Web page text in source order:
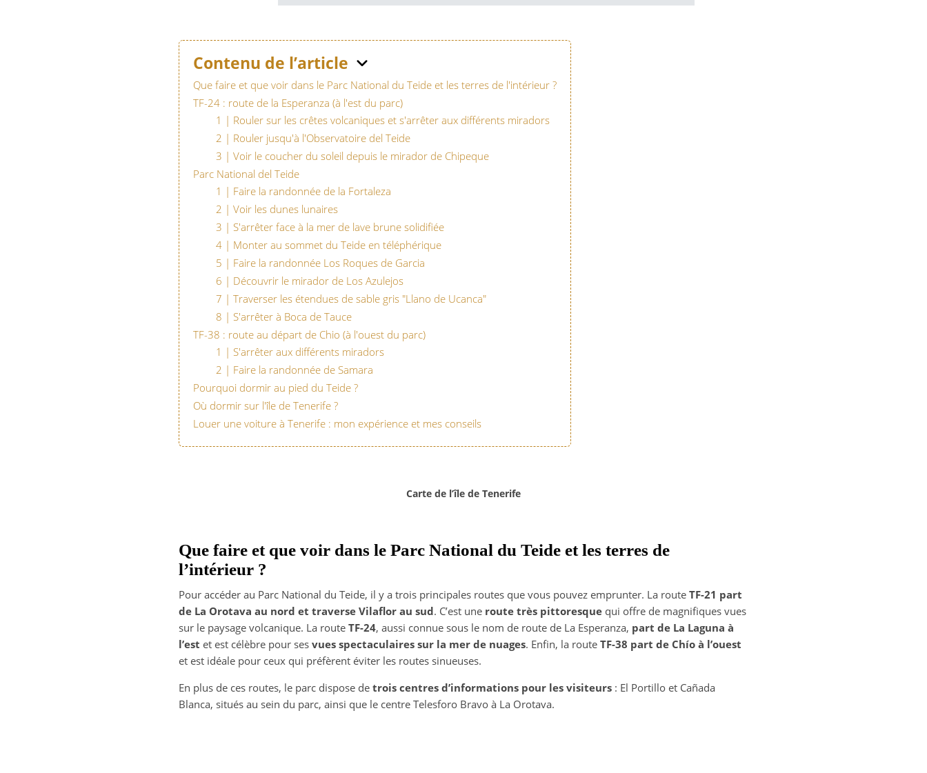
Contenu de l’article
Que faire et que voir dans le Parc National du Teide et les terres de l'intérieur ?
TF-24 : route de la Esperanza (à l'est du parc)
1 | Rouler sur les crêtes volcaniques et s'arrêter aux différents miradors
2 | Rouler jusqu'à l'Observatoire del Teide
3 | Voir le coucher du soleil depuis le mirador de Chipeque
Parc National del Teide
1 | Faire la randonnée de la Fortaleza
2 | Voir les dunes lunaires
3 | S'arrêter face à la mer de lave brune solidifiée
4 | Monter au sommet du Teide en téléphérique
5 | Faire la randonnée Los Roques de Garcia
6 | Découvrir le mirador de Los Azulejos
7 | Traverser les étendues de sable gris "Llano de Ucanca"
8 | S'arrêter à Boca de Tauce
TF-38 : route au départ de Chio (à l'ouest du parc)
1 | S'arrêter aux différents miradors
2 | Faire la randonnée de Samara
Pourquoi dormir au pied du Teide ?
Où dormir sur l'île de Tenerife ?
Louer une voiture à Tenerife : mon expérience et mes conseils
Carte de l’île de Tenerife
Que faire et que voir dans le Parc National du Teide et les terres de
l’intérieur ?
Pour accéder au Parc National du Teide, il y a trois principales routes que vous pouvez emprunter. La route TF-21 part
de La Orotava au nord et traverse Vilaflor au sud. C’est une route très pittoresquequi offre de magnifiques vues
sur le paysage volcanique. La route TF-24, aussi connue sous le nom de route de La Esperanza, part de La Laguna à
l’est et est célèbre pour ses vues spectaculaires sur la mer de nuages. Enfin, la route TF-38 part de Chío à l’ouest
et est idéale pour ceux qui préfèrent éviter les routes sinueuses.
En plus de ces routes, le parc dispose de trois centres d’informations pour les visiteurs : El Portillo et Cañada
Blanca, situés au sein du parc, ainsi que le centre Telesforo Bravo à La Orotava.